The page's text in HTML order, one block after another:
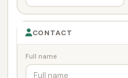
CONTACT
Full name